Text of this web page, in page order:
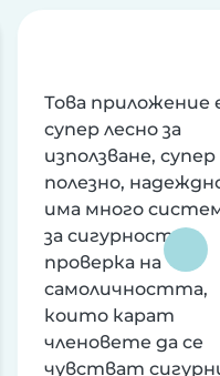
Това приложение
супер лесно за
използване, супер
полезно,
има много
за сигурност и
проверка на
самоличността,
които карат
членовете да се
чувстват